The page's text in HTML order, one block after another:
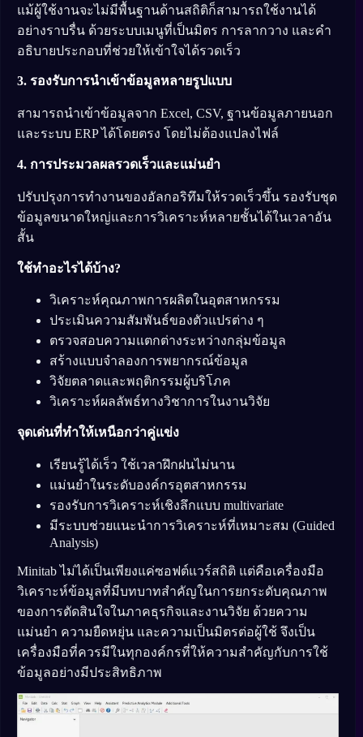
แม้ผู้ใช้งานจะไม่มีพื้นฐานด้านสถิติก็สามารถใช้งานได้
อย่างราบรื่น ด้วยระบบเมนูที่เป็นมิตร การลากวาง และคำ
อธิบายประกอบที่ช่วยให้เข้าใจได้รวดเร็ว
3. รองรับการนำเข้าข้อมูลหลายรูปแบบ
สามารถนำเข้าข้อมูลจาก Excel, CSV, ฐานข้อมูลภายนอก
และระบบ ERP ได้โดยตรง โดยไม่ต้องแปลงไฟล์
4. การประมวลผลรวดเร็วและแม่นยำ
ปรับปรุงการทำงานของอัลกอริทึมให้รวดเร็วขึ้น รองรับชุด
ข้อมูลขนาดใหญ่และการวิเคราะห์หลายชั้นได้ในเวลาอัน
สั้น
ใช้ทำอะไรได้บ้าง?
วิเคราะห์คุณภาพการผลิตในอุตสาหกรรม
ประเมินความสัมพันธ์ของตัวแปรต่าง ๆ
ตรวจสอบความแตกต่างระหว่างกลุ่มข้อมูล
สร้างแบบจำลองการพยากรณ์ข้อมูล
วิจัยตลาดและพฤติกรรมผู้บริโภค
วิเคราะห์ผลลัพธ์ทางวิชาการในงานวิจัย
จุดเด่นที่ทำให้เหนือกว่าคู่แข่ง
เรียนรู้ได้เร็ว ใช้เวลาฝึกฝนไม่นาน
แม่นยำในระดับองค์กรอุตสาหกรรม
รองรับการวิเคราะห์เชิงลึกแบบ multivariate
มีระบบช่วยแนะนำการวิเคราะห์ที่เหมาะสม (Guided
Analysis)
Minitab ไม่ได้เป็นเพียงแค่ซอฟต์แวร์สถิติ แต่คือเครื่องมือ
วิเคราะห์ข้อมูลที่มีบทบาทสำคัญในการยกระดับคุณภาพ
ของการตัดสินใจในภาคธุรกิจและงานวิจัย ด้วยความ
แม่นยำ ความยืดหยุ่น และความเป็นมิตรต่อผู้ใช้ จึงเป็น
เครื่องมือที่ควรมีในทุกองค์กรที่ให้ความสำคัญกับการใช้
ข้อมูลอย่างมีประสิทธิภาพ